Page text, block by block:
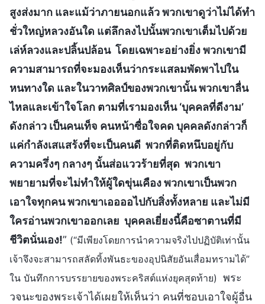
สูงส่งมาก และแม้ว่าภายนอกแล้ว พวกเขาดูว่าไม่ได้ทำ
ชั่วใหญ่หลวงอันใด แต่ลึกลงไปนั้นพวกเขาเต็มไปด้วย
เล่ห์ลวงและปลิ้นปล้อน โดยเฉพาะอย่างยิ่ง พวกเขามี
ความสามารถที่จะมองเห็นว่ากระแสลมพัดพาไปใน
หนทางใด และในวาทศิลป์ของพวกเขานั้น พวกเขาลื่น
ไหลและเข้าใจโลก ตามที่เรามองเห็น ‘บุคคลที่ดีงาม’
ดังกล่าว เป็นคนเท็จ คนหน้าซื่อใจคด บุคคลดังกล่าวก็
แค่กำลังเสแสร้งที่จะเป็นคนดี พวกที่ติดหนึบอยู่กับ
ความครึ่งๆ กลางๆ นั้นส่อแววร้ายที่สุด พวกเขา
พยายามที่จะไม่ทำให้ผู้ใดขุ่นเคือง พวกเขาเป็นพวก
เอาใจทุกคน พวกเขาเออออไปกับสิ่งทั้งหลาย และไม่มี
ใครอ่านพวกเขาออกเลย บุคคลเยี่ยงนี้คือซาตานที่มี
ชีวิตนั่นเอง!” (“มีเพียงโดยการนำความจริงไปปฏิบัติเท่านั้น
เจ้าจึงจะสามารถสลัดทิ้งพันธะของอุปนิสัยอันเสื่อมทรามได้”
ใน บันทึกการบรรยายของพระคริสต์แห่งยุคสุดท้าย) พระ
วจนะของพระเจ้าได้เผยให้เห็นว่า คนที่ชอบเอาใจผู้อื่น